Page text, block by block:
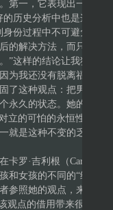
第一，它表现出一种超
的历史分析中也是这样
份过程中不可避免的
的解决方法，而只能是
”这样的结论让我犹豫
为我还没有脱离福柯所
了这种观点：把男性和
永久的状态。她的表述
立的可怕的永恒性”。
就是这种不变的乏味单
卡罗·吉利根（Carol
和女孩的不同的“经历”
参照她的观点，来解释
观点的借用带来很多问